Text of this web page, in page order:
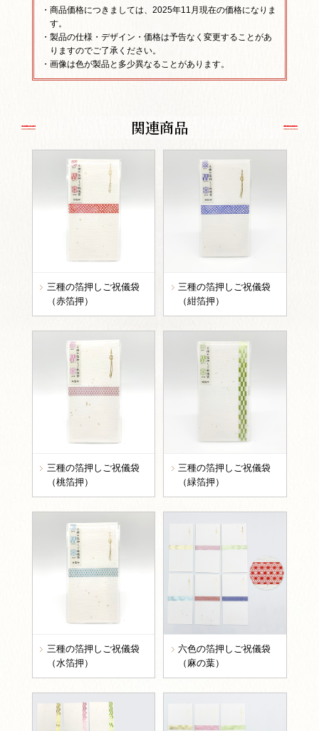
・商品価格につきましては、2025年11月現在の価格になりま
す。
・製品の仕様・デザイン・価格は予告なく変更することがあ
りますのでご了承ください。
・画像は色が製品と多少異なることがあります。
関連商品
三種の箔押しご祝儀袋
（赤箔押）
三種の箔押しご祝儀袋
（紺箔押）
三種の箔押しご祝儀袋
（桃箔押）
三種の箔押しご祝儀袋
（緑箔押）
三種の箔押しご祝儀袋
（水箔押）
六色の箔押しご祝儀袋
（麻の葉）